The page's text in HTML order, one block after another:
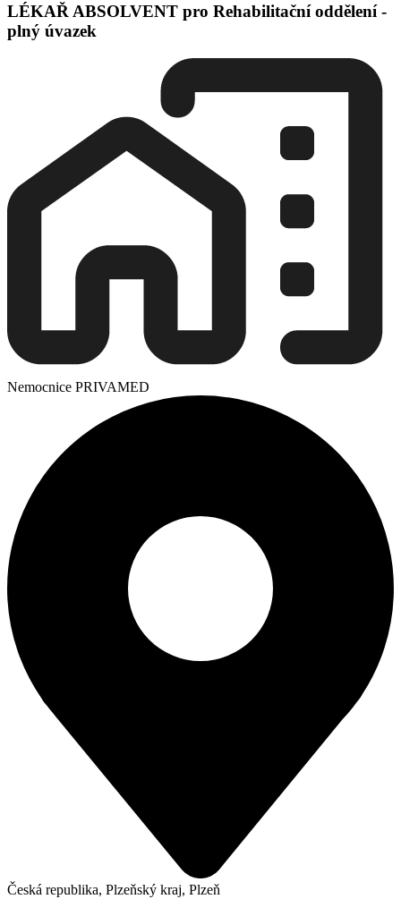
LÉKAŘ ABSOLVENT pro Rehabilitační oddělení -
plný úvazek
Nemocnice PRIVAMED
Česká republika, Plzeňský kraj, Plzeň